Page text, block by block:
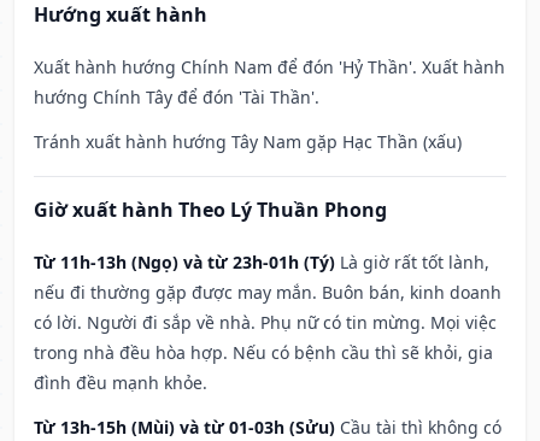
Hướng xuất hành
Xuất hành hướng Chính Nam để đón 'Hỷ Thần'. Xuất hành
hướng Chính Tây để đón 'Tài Thần'.
Tránh xuất hành hướng Tây Nam gặp Hạc Thần (xấu)
Giờ xuất hành Theo Lý Thuần Phong
Từ 11h-13h (Ngọ) và từ 23h-01h (Tý) Là giờ rất tốt lành,
nếu đi thường gặp được may mắn. Buôn bán, kinh doanh
có lời. Người đi sắp về nhà. Phụ nữ có tin mừng. Mọi việc
trong nhà đều hòa hợp. Nếu có bệnh cầu thì sẽ khỏi, gia
đình đều mạnh khỏe.
Từ 13h-15h (Mùi) và từ 01-03h (Sửu) Cầu tài thì không có